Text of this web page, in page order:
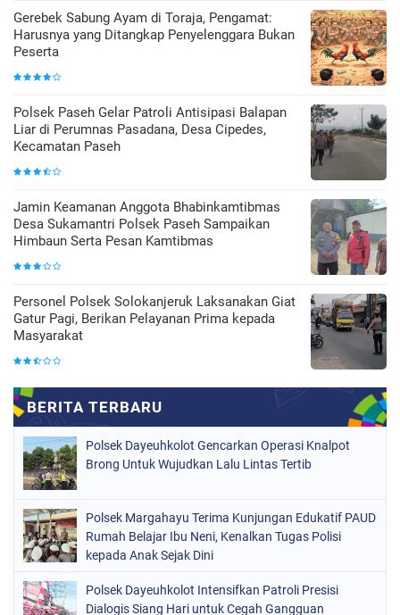
Gerebek Sabung Ayam di Toraja, Pengamat:
Harusnya yang Ditangkap Penyelenggara Bukan
Peserta
Polsek Paseh Gelar Patroli Antisipasi Balapan
Liar di Perumnas Pasadana, Desa Cipedes,
Kecamatan Paseh
Jamin Keamanan Anggota Bhabinkamtibmas
Desa Sukamantri Polsek Paseh Sampaikan
Himbaun Serta Pesan Kamtibmas
Personel Polsek Solokanjeruk Laksanakan Giat
Gatur Pagi, Berikan Pelayanan Prima kepada
Masyarakat
Polsek Dayeuhkolot Gencarkan Operasi Knalpot
Brong Untuk Wujudkan Lalu Lintas Tertib
Polsek Margahayu Terima Kunjungan Edukatif PAUD
Rumah Belajar Ibu Neni, Kenalkan Tugas Polisi
kepada Anak Sejak Dini
Polsek Dayeuhkolot Intensifkan Patroli Presisi
Dialogis Siang Hari untuk Cegah Gangguan